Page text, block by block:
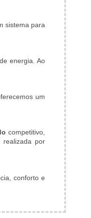
sistema para
energia. Ao
um
competitivo,
realizada por
conforto e